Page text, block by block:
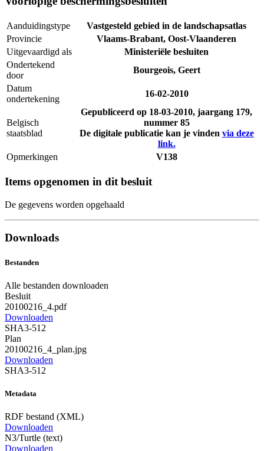
Aanduidingstype
Vastgesteld gebied in de landschapsatlas
Provincie
Vlaams-Brabant, Oost-Vlaanderen
Uitgevaardigd als
Ministeriële besluiten
Ondertekend
door
Bourgeois, Geert
Datum
ondertekening
16-02-2010
Belgisch
staatsblad
Gepubliceerd op 18-03-2010, jaargang 179,
nummer 85
De digitale publicatie kan je vinden via deze
link.
Opmerkingen
V138
Items opgenomen in dit besluit
De gegevens worden opgehaald
Downloads
Bestanden
Alle bestanden downloaden
Besluit
20100216_4.pdf
Downloaden
SHA3-512
Plan
20100216_4_plan.jpg
Downloaden
SHA3-512
Metadata
RDF bestand (XML)
Downloaden
N3/Turtle (text)
Downloaden